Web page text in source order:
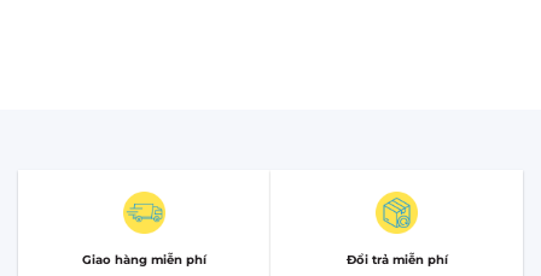
Giao hàng miễn phí
Đổi trả miễn phí